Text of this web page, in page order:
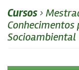
Cursos›
Socioambiental